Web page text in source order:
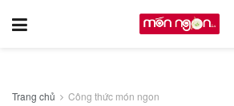
Trang chủ Công thức món ngon